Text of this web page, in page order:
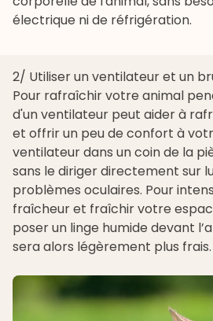
électrique ni de réfrigération.
2/ Utiliser un ventilateur et un
Pour rafraîchir votre animal
d'un ventilateur peut aider à
et offrir un peu de confort à
ventilateur dans un coin de la
sans le diriger directement sur
problèmes oculaires. Pour
fraîcheur et fraîchir votre
poser un linge humide devant
sera alors légèrement plus frais.